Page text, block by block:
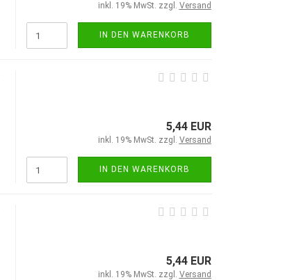
inkl. 19% MwSt. zzgl. Versand
IN DEN WARENKORB
5,44 EUR
inkl. 19% MwSt. zzgl. Versand
IN DEN WARENKORB
5,44 EUR
inkl. 19% MwSt. zzgl. Versand